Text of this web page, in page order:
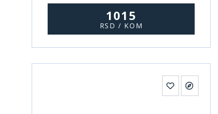
1015
RSD / KOM